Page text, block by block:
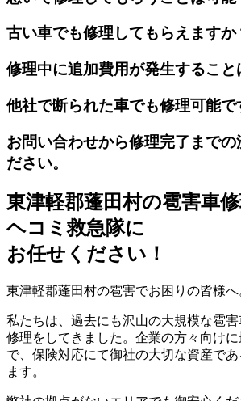
古い車でも修理してもらえますか
修理中に追加費用が発生すること
他社で断られた車でも修理可能で
お問い合わせから修理完了までの
ださい。
東津軽郡蓬田村の雹害車
ヘコミ救急隊に
お任せください！
東津軽郡蓬田村の雹害でお困りの皆様へ
私たちは、過去にも沢山の大規模な雹
修理をしてきました。企業の方々向け
で、保険対応にて御社の大切な資産で
ます。